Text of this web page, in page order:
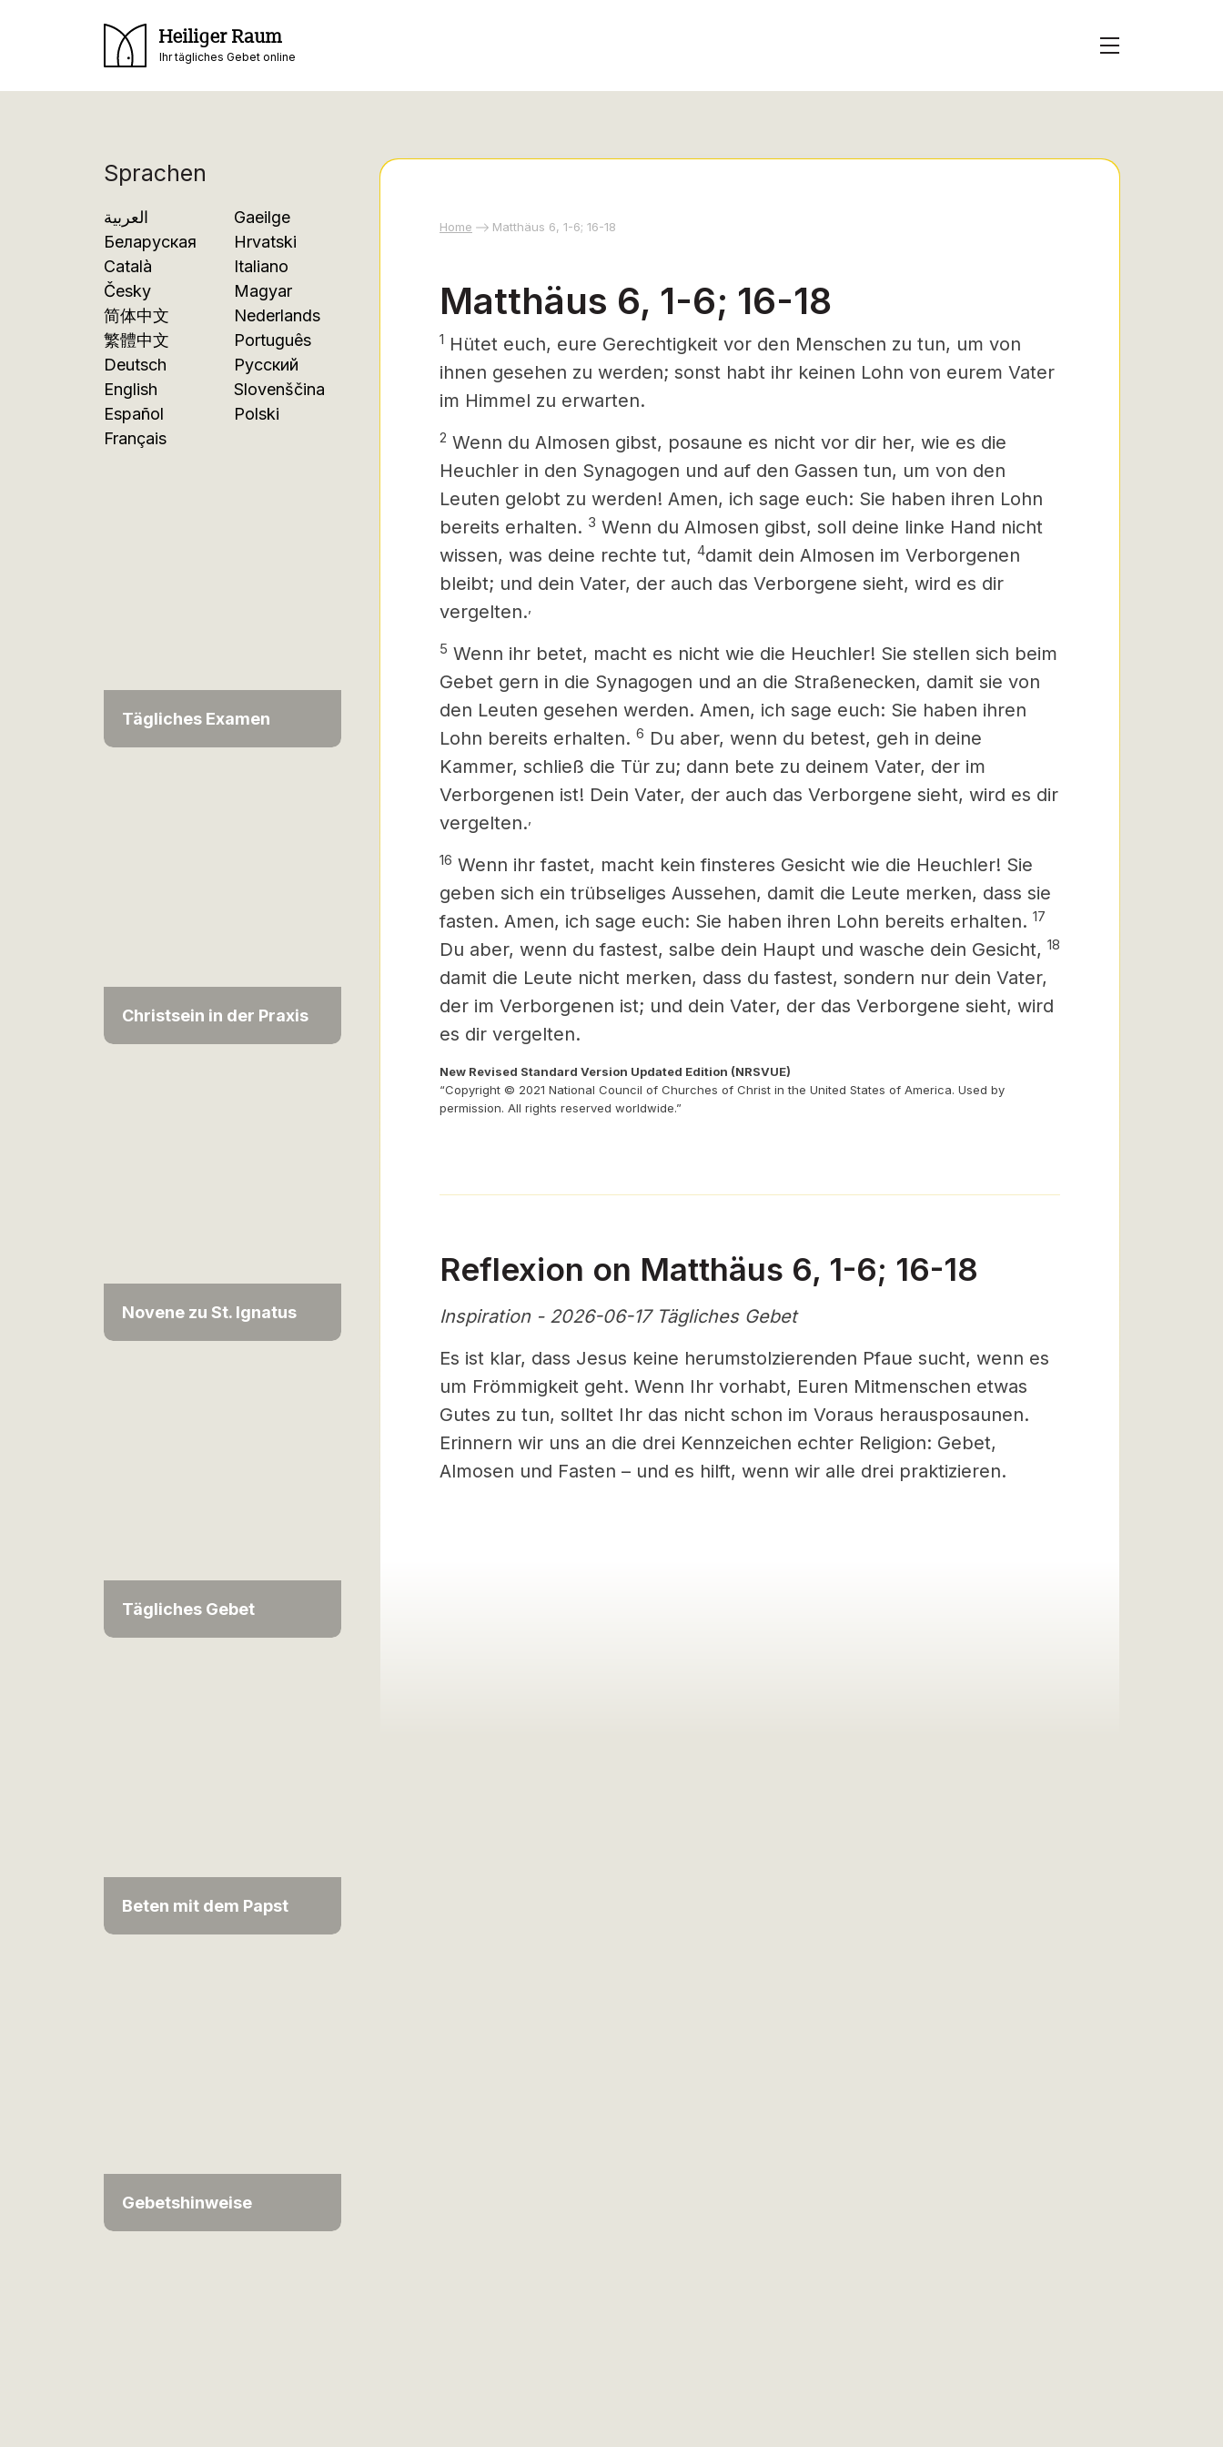
Heiliger Raum
Ihr tägliches Gebet online
Sprachen
العربية
Беларуская
Català
Česky
简体中文
繁體中文
Deutsch
English
Español
Français
Gaeilge
Hrvatski
Italiano
Magyar
Nederlands
Português
Русский
Slovenščina
Polski
Tägliches Examen
Christsein in der Praxis
Novene zu St. Ignatus
Tägliches Gebet
Beten mit dem Papst
Gebetshinweise
Home Matthäus 6, 1-6; 16-18
Matthäus 6, 1-6; 16-18
1 Hütet euch, eure Gerechtigkeit vor den Menschen zu tun, um von
ihnen gesehen zu werden; sonst habt ihr keinen Lohn von eurem Vater
im Himmel zu erwarten.
2 Wenn du Almosen gibst, posaune es nicht vor dir her, wie es die
Heuchler in den Synagogen und auf den Gassen tun, um von den
Leuten gelobt zu werden! Amen, ich sage euch: Sie haben ihren Lohn
bereits erhalten. 3 Wenn du Almosen gibst, soll deine linke Hand nicht
wissen, was deine rechte tut, 4damit dein Almosen im Verborgenen
bleibt; und dein Vater, der auch das Verborgene sieht, wird es dir
vergelten.
5 Wenn ihr betet, macht es nicht wie die Heuchler! Sie stellen sich beim
Gebet gern in die Synagogen und an die Straßenecken, damit sie von
den Leuten gesehen werden. Amen, ich sage euch: Sie haben ihren
Lohn bereits erhalten. 6 Du aber, wenn du betest, geh in deine
Kammer, schließ die Tür zu; dann bete zu deinem Vater, der im
Verborgenen ist! Dein Vater, der auch das Verborgene sieht, wird es dir
vergelten.
16 Wenn ihr fastet, macht kein finsteres Gesicht wie die Heuchler! Sie
geben sich ein trübseliges Aussehen, damit die Leute merken, dass sie
fasten. Amen, ich sage euch: Sie haben ihren Lohn bereits erhalten. 17
Du aber, wenn du fastest, salbe dein Haupt und wasche dein Gesicht, 18
damit die Leute nicht merken, dass du fastest, sondern nur dein Vater,
der im Verborgenen ist; und dein Vater, der das Verborgene sieht, wird
es dir vergelten.
New Revised Standard Version Updated Edition (NRSVUE)
“Copyright © 2021 National Council of Churches of Christ in the United States of America. Used by
permission. All rights reserved worldwide.”
Reflexion on Matthäus 6, 1-6; 16-18
Inspiration - 2026-06-17 Tägliches Gebet
Es ist klar, dass Jesus keine herumstolzierenden Pfaue sucht, wenn es
um Frömmigkeit geht. Wenn Ihr vorhabt, Euren Mitmenschen etwas
Gutes zu tun, solltet Ihr das nicht schon im Voraus herausposaunen.
Erinnern wir uns an die drei Kennzeichen echter Religion: Gebet,
Almosen und Fasten – und es hilft, wenn wir alle drei praktizieren.